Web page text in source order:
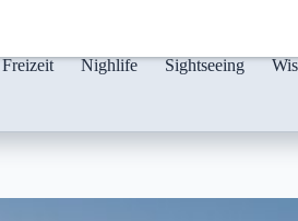
Freizeit Nighlife Sightseeing